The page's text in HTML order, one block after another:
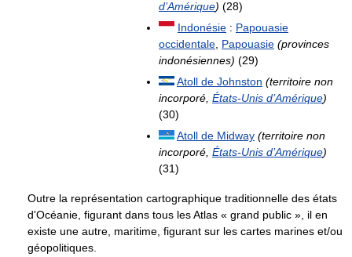
d’Amérique) (28)
Indonésie : Papouasie
occidentale, Papouasie (provinces
indonésiennes) (29)
Atoll de Johnston (territoire non
incorporé, États-Unis d’Amérique)
(30)
Atoll de Midway (territoire non
incorporé, États-Unis d’Amérique)
(31)
Outre la représentation cartographique traditionnelle des états
d'Océanie, figurant dans tous les Atlas « grand public », il en
existe une autre, maritime, figurant sur les cartes marines et/ou
géopolitiques.